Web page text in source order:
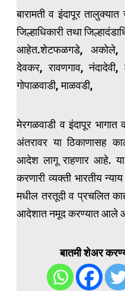
बारामती व इंदापूर
जिल्हाधिकारी तथा
आहेत.शेटफळगडे, अकोले,
देवकर, रावणगाव, नंदादेवी,
गोपाळवाडी, माळवडी,
मेरगळवाडी व इंदापूर भागात
अंतरावर या ठिकाणासह
आदेश लागू राहणार आहे.
करणारी व्यक्ती भारतीय
मधील तरतूदी व प्रचलित
आदेशात नमूद करण्यात आले
बातमी शेअर